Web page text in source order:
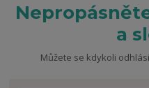
a
Můžete se kdykoli